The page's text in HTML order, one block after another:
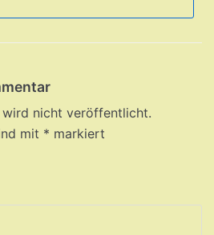
wird nicht veröffentlicht.
mit * markiert